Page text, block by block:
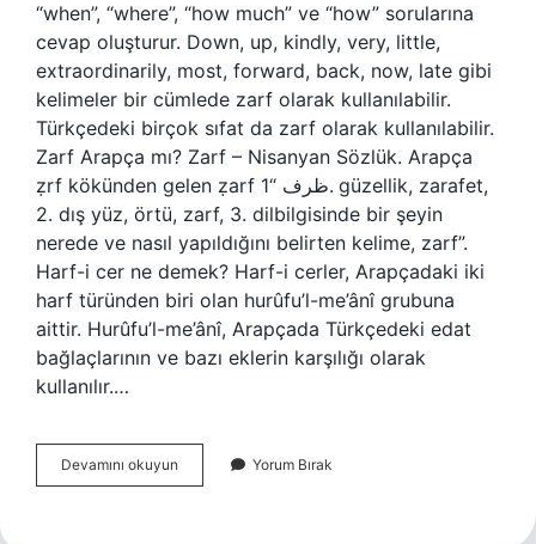
“when”, “where”, “how much” ve “how” sorularına
cevap oluşturur. Down, up, kindly, very, little,
extraordinarily, most, forward, back, now, late gibi
kelimeler bir cümlede zarf olarak kullanılabilir.
Türkçedeki birçok sıfat da zarf olarak kullanılabilir.
Zarf Arapça mı? Zarf – Nisanyan Sözlük. Arapça
ẓrf kökünden gelen ẓarf ظرف “1. güzellik, zarafet,
2. dış yüz, örtü, zarf, 3. dilbilgisinde bir şeyin
nerede ve nasıl yapıldığını belirten kelime, zarf”.
Harf-i cer ne demek? Harf-i cerler, Arapçadaki iki
harf türünden biri olan hurûfu’l-me’ânî grubuna
aittir. Hurûfu’l-me’ânî, Arapçada Türkçedeki edat
bağlaçlarının ve bazı eklerin karşılığı olarak
kullanılır.…
Devamını okuyun
Zarf
Yorum Bırak